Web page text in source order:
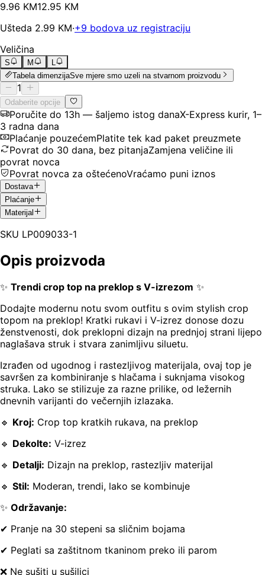
9.96 KM12.95 KM
Ušteda 2.99 KM·+9 bodova uz registraciju
Veličina
S M
L
Tabela dimenzijaSve mjere smo uzeli na stvarnom proizvodu
1
Odaberite opcije
Poručite do 13h — šaljemo istog danaX-Express kurir, 1–
3 radna dana
Plaćanje pouzećemPlatite tek kad paket preuzmete
Povrat do 30 dana, bez pitanjaZamjena veličine ili
povrat novca
Povrat novca za oštećenoVraćamo puni iznos
Dostava
Plaćanje
Materijal
SKU LP009033-1
Opis proizvoda
✨ Trendi crop top na preklop s V-izrezom ✨
Dodajte modernu notu svom outfitu s ovim stylish crop
topom na preklop! Kratki rukavi i V-izrez donose dozu
ženstvenosti, dok preklopni dizajn na prednjoj strani lijepo
naglašava struk i stvara zanimljivu siluetu.
Izrađen od ugodnog i rastezljivog materijala, ovaj top je
savršen za kombiniranje s hlačama i suknjama visokog
struka. Lako se stilizuje za razne prilike, od ležernih
dnevnih varijanti do večernjih izlazaka.
🔹 Kroj: Crop top kratkih rukava, na preklop
🔹 Dekolte: V-izrez
🔹 Detalji: Dizajn na preklop, rastezljiv materijal
🔹 Stil: Moderan, trendi, lako se kombinuje
✨ Održavanje:
✔ Pranje na 30 stepeni sa sličnim bojama
✔ Peglati sa zaštitnom tkaninom preko ili parom
❌ Ne sušiti u sušilici